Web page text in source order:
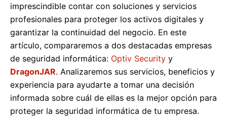
imprescindible contar con soluciones y servicios
profesionales para proteger los activos digitales y
garantizar la continuidad del negocio. En este
artículo, compararemos a dos destacadas empresas
de seguridad informática: Optiv Security y
DragonJAR. Analizaremos sus servicios, beneficios y
experiencia para ayudarte a tomar una decisión
informada sobre cuál de ellas es la mejor opción para
proteger la seguridad informática de tu empresa.